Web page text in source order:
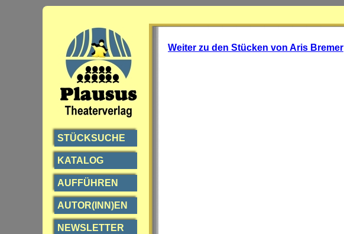
STÜCKSUCHE
KATALOG
AUFFÜHREN
AUTOR(INN)EN
NEWSLETTER
Weiter zu den Stücken von Aris Bremer